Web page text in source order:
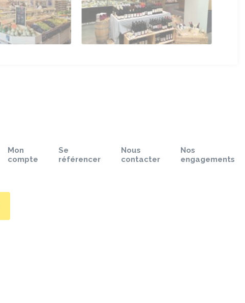
Mon
compte
Se
référencer
Nous
contacter
Nos
engagements